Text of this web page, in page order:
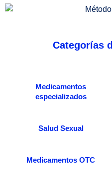
Categorías
Medicamentos
especializados
Salud Sexual
Medicamentos OTC